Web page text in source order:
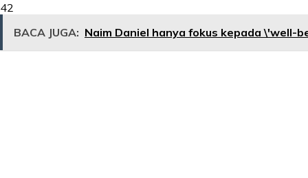
42
BACA JUGA: Naim Daniel hanya fokus kepada \'well-